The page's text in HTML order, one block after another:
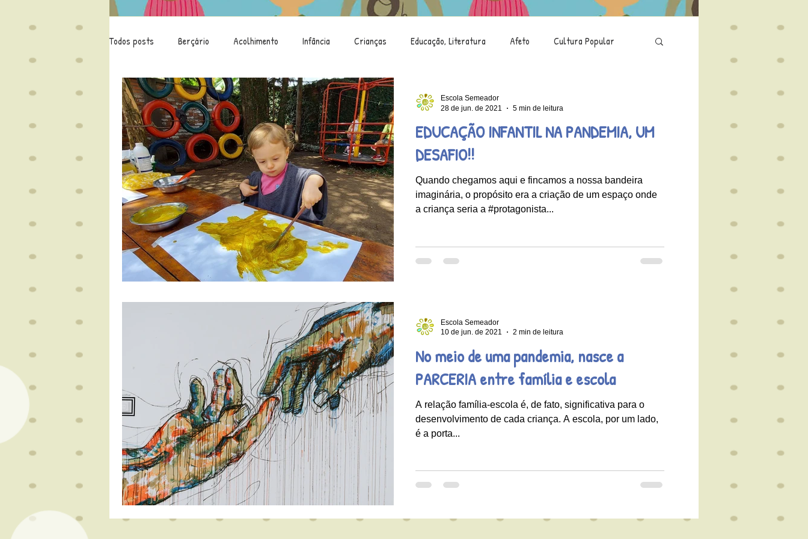
Todos posts Berçário Acolhimento Infância Crianças Educação, Literatura Afeto Cultura Popular
Educação Leitura Família Saci Brincar Criança e Natureza
Covid-19 Projeto Identidade Mostra de Arte Criança e TecnologiaEDUCAÇÃO INFANTIL NA PANDEMIA, UM
DESAFIO!!
Quando chegamos aqui e fincamos a nossa bandeira
imaginária, o propósito era a criação de um espaço onde
a criança seria a #protagonista...
Escola Semeador
28 de jun. de 2021
5 min de leitura
No meio de uma pandemia, nasce a
PARCERIA entre família e escola
A relação família-escola é, de fato, significativa para o
desenvolvimento de cada criança. A escola, por um lado,
é a porta...
Escola Semeador
10 de jun. de 2021
2 min de leitura